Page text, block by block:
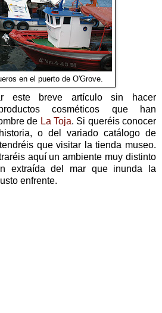
en el puerto de O'Grove.
este breve artículo sin hacer
cosméticos que han
de La Toja. Si queréis conocer
o del variado catálogo de
que visitar la tienda museo.
aquí un ambiente muy distinto
extraída del mar que inunda la
enfrente.